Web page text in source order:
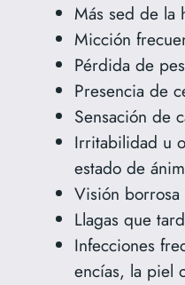
Más sed de la
Micción
Pérdida de
Presencia de
Sensación de
Irritabilidad u
estado de
Visión borrosa
Llagas que
Infecciones
encías, la piel